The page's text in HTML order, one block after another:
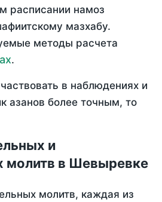
расписании намоз
мазхабу.
методы расчета
.
в наблюдениях и
азанов более точным, то
и
молитв в Шевыревке
молитв, каждая из